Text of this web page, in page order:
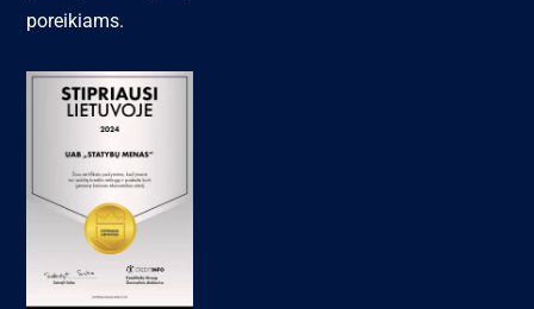
poreikiams.